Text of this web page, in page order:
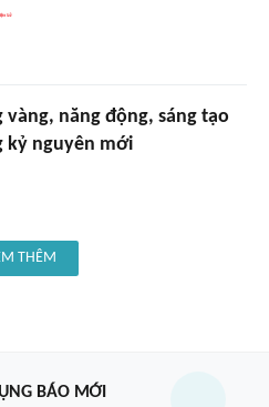
vàng, năng động, sáng tạo
kỷ nguyên mới
THÊM
BÁO MỚI